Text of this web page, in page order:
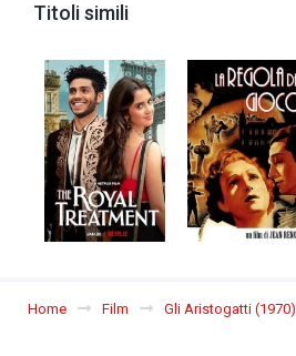
Titoli simili
Home Film Gli Aristogatti (1970)